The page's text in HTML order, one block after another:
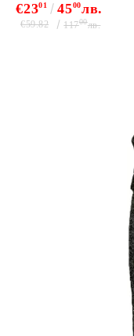
€2301 4500лв.
€59.82 11700лв.